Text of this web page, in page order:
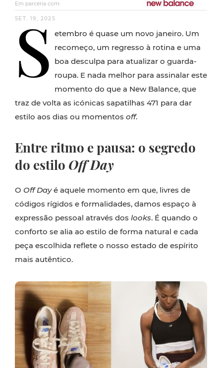
Em parceria com:
SET. 19, 2025
S etembro é quase um novo janeiro. Um
recomeço, um regresso à rotina e uma
boa desculpa para atualizar o guarda-
roupa. E nada melhor para assinalar este
momento do que a New Balance, que
traz de volta as icónicas sapatilhas 471 para dar
estilo aos dias ou momentos off.
Entre ritmo e pausa: o segredo
do estilo Off Day
O Off Dayé aquele momento em que, livres de
códigos rígidos e formalidades, damos espaço à
expressão pessoal através dos looks. É quando o
conforto se alia ao estilo de forma natural e cada
peça escolhida reflete o nosso estado de espírito
mais autêntico.